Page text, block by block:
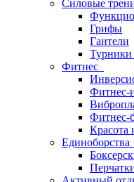
Силовые
Грифы
Гантели
Турники
Фитнес
Фитнес-
Фитнес-
Красота
Единоборства